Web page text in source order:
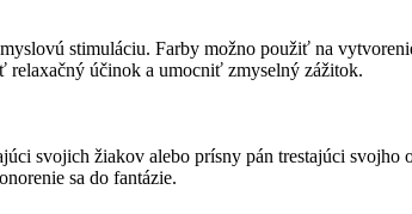
stimuláciu. Farby možno použiť na
relaxačný účinok a umocniť zmyselný zážitok.
svojich žiakov alebo prísny pán trestajúci
sa do fantázie.